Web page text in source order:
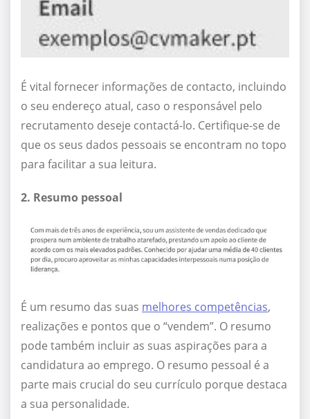
É vital fornecer informações de contacto, incluindo
o seu endereço atual, caso o responsável pelo
recrutamento deseje contactá-lo. Certifique-se de
que os seus dados pessoais se encontram no topo
para facilitar a sua leitura.
2. Resumo pessoal
É um resumo das suas melhores competências,
realizações e pontos que o “vendem”. O resumo
pode também incluir as suas aspirações para a
candidatura ao emprego. O resumo pessoal é a
parte mais crucial do seu currículo porque destaca
a sua personalidade.